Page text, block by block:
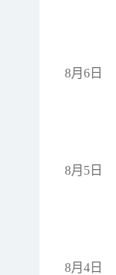
8月6日
8月5日
8月4日